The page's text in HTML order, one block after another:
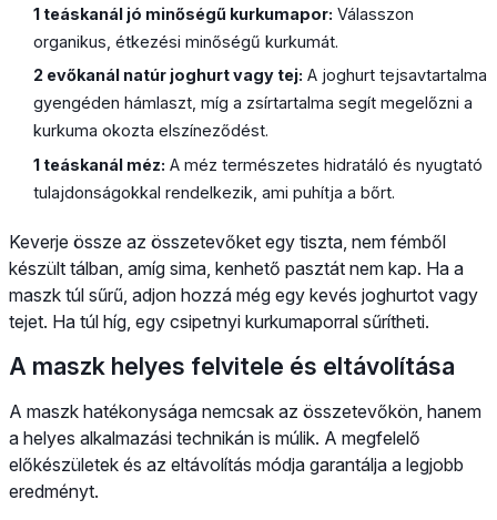
1 teáskanál jó minőségű kurkumapor: Válasszon
organikus, étkezési minőségű kurkumát.
2 evőkanál natúr joghurt vagy tej: A joghurt tejsavtartalma
gyengéden hámlaszt, míg a zsírtartalma segít megelőzni a
kurkuma okozta elszíneződést.
1 teáskanál méz: A méz természetes hidratáló és nyugtató
tulajdonságokkal rendelkezik, ami puhítja a bőrt.
Keverje össze az összetevőket egy tiszta, nem fémből
készült tálban, amíg sima, kenhető pasztát nem kap. Ha a
maszk túl sűrű, adjon hozzá még egy kevés joghurtot vagy
tejet. Ha túl híg, egy csipetnyi kurkumaporral sűrítheti.
A maszk helyes felvitele és eltávolítása
A maszk hatékonysága nemcsak az összetevőkön, hanem
a helyes alkalmazási technikán is múlik. A megfelelő
előkészületek és az eltávolítás módja garantálja a legjobb
eredményt.